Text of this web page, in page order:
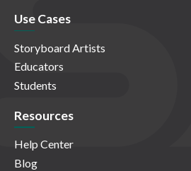
Use Cases
Storyboard Artists
Educators
Students
Resources
Help Center
Blog